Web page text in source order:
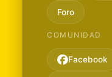
Foro
COMUNIDAD
Facebook